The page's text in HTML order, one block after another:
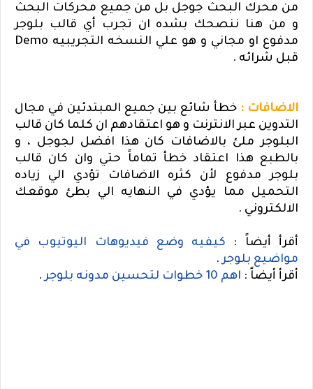
من محرك البحث جوجل بل من جميع محركات البحث
و من هنا ننصحك بشده ان تجرب أي قالب بلوجر
مدفوع او مجاني و هو علي النسخه التجريبيه Demo
قبل شرائه .
الاضافات : خطأ شائع بين جميع المبتدئين في مجال
التدوين عبر الانترنت و هو اعتقادهم ان كلما كان قالب
البلوجر ملئ بالاضافات كان هذا افضل لجوجل ، و
بالطبع هذا اعتقاد خطأ تماماً حتي وان كان قالب
بلوجر مدفوع لأن كثره الاضافات تؤدي الي زياده
التحميل مما يؤدي في النهايه الي بطئ موقعك
الالكتروني .
أقرأ أيضاً : كيفيه وضع فيديوهات اليوتيوب في
مواضيع بلوجر.
أقرأ أيضاً : اهم 10 خطوات لتحسين مدونه بلوجر .